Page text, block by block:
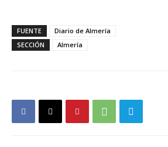
FUENTE
Diario de Almería
SECCIÓN
Almería